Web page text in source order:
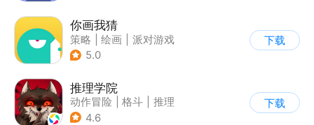
你画我猜
策略 绘画
派对游戏
| 卡通
5.0
下载
推理学院
动作冒险 格斗
推理
| 狼人杀
4.6
下载